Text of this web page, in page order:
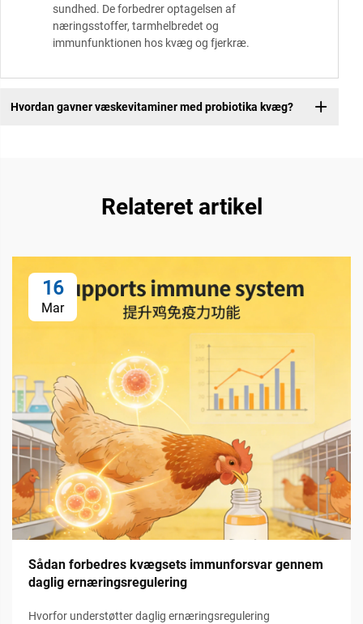
sundhed. De forbedrer optagelsen af
næringsstoffer, tarmhelbredet og
immunfunktionen hos kvæg og fjerkræ.
Hvordan gavner væskevitaminer med probiotika kvæg?
Relateret artikel
16
Mar
Sådan forbedres kvægsets immunforsvar gennem
daglig ernæringsregulering
Hvorfor understøtter daglig ernæringsregulering